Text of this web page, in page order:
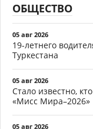
ОБЩЕСТВО
05 авг 2026
19-летнего
Туркестана
05 авг 2026
Стало известно,
«Мисс Мира–2026»
05 авг 2026